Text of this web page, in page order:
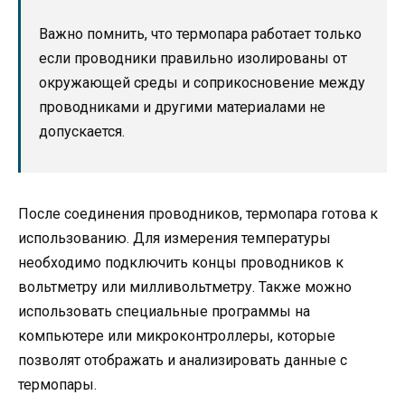
Важно помнить, что термопара работает только
если проводники правильно изолированы от
окружающей среды и соприкосновение между
проводниками и другими материалами не
допускается.
После соединения проводников, термопара готова к
использованию. Для измерения температуры
необходимо подключить концы проводников к
вольтметру или милливольтметру. Также можно
использовать специальные программы на
компьютере или микроконтроллеры, которые
позволят отображать и анализировать данные с
термопары.